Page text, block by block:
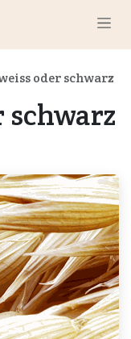
oder schwarz
schwarz